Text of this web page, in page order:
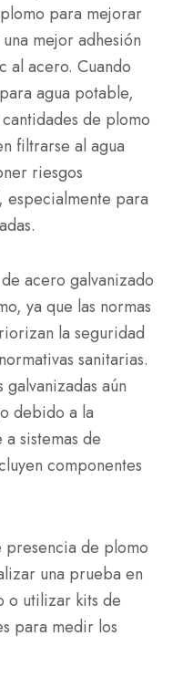
para mejorar
mejor adhesión
al acero. Cuando
agua potable,
de plomo
filtrarse al agua
riesgos
especialmente para
acero galvanizado
ya que las normas
la seguridad
sanitarias.
aún
debido a la
sistemas de
componentes
de plomo
una prueba en
o utilizar kits de
para medir los